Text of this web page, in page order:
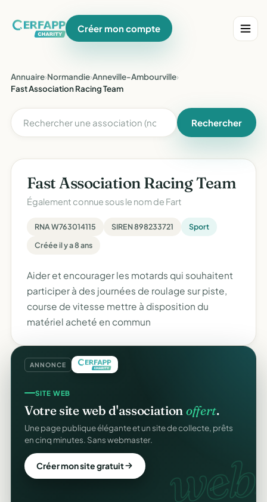
Créer mon compte
Annuaire›Normandie›Anneville-Ambourville›
Fast Association Racing Team
Rechercher
Fast Association Racing Team
Également connue sous le nom de Fart
RNA W763014115 SIREN 898233721
Sport
Créée il y a 8 ans
Aider et encourager les motards qui souhaitent
participer à des journées de roulage sur piste,
course de vitesse mettre à disposition du
matériel acheté en commun
ANNONCE
web.
SITE WEB
Votre site web d'association offert.
Une page publique élégante et un site de collecte, prêts
en cinq minutes. Sans webmaster.
Créer mon site gratuit